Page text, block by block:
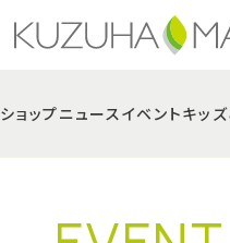
ショップニュース イベントキッ